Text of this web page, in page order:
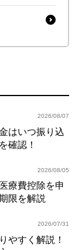
2026/08/07
はいつ振り込
確認！
2026/08/05
療費控除を申
限を解説
2026/07/31
やすく解説！